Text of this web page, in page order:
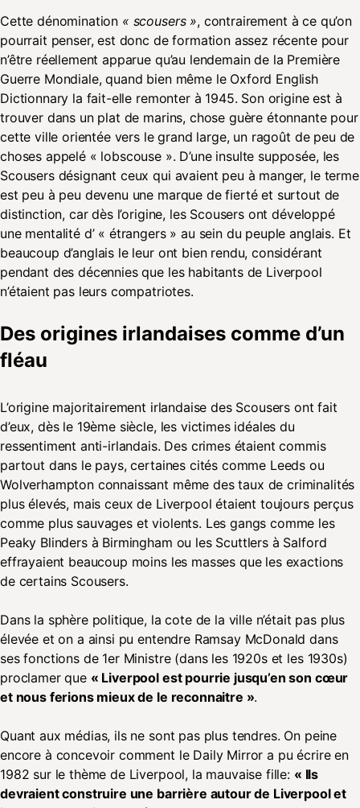
Cette dénomination « scousers », contrairement à ce qu’on
pourrait penser, est donc de formation assez récente pour
n’être réellement apparue qu’au lendemain de la Première
Guerre Mondiale, quand bien même le Oxford English
Dictionnary la fait-elle remonter à 1945. Son origine est à
trouver dans un plat de marins, chose guère étonnante pour
cette ville orientée vers le grand large, un ragoût de peu de
choses appelé « lobscouse ». D’une insulte supposée, les
Scousers désignant ceux qui avaient peu à manger, le terme
est peu à peu devenu une marque de fierté et surtout de
distinction, car dès l’origine, les Scousers ont développé
une mentalité d’ « étrangers » au sein du peuple anglais. Et
beaucoup d’anglais le leur ont bien rendu, considérant
pendant des décennies que les habitants de Liverpool
n’étaient pas leurs compatriotes.
Des origines irlandaises comme d’un
fléau
L’origine majoritairement irlandaise des Scousers ont fait
d’eux, dès le 19ème siècle, les victimes idéales du
ressentiment anti-irlandais. Des crimes étaient commis
partout dans le pays, certaines cités comme Leeds ou
Wolverhampton connaissant même des taux de criminalités
plus élevés, mais ceux de Liverpool étaient toujours perçus
comme plus sauvages et violents. Les gangs comme les
Peaky Blinders à Birmingham ou les Scuttlers à Salford
effrayaient beaucoup moins les masses que les exactions
de certains Scousers.
Dans la sphère politique, la cote de la ville n’était pas plus
élevée et on a ainsi pu entendre Ramsay McDonald dans
ses fonctions de 1er Ministre (dans les 1920s et les 1930s)
proclamer que « Liverpool est pourrie jusqu’en son cœur
et nous ferions mieux de le reconnaitre ».
Quant aux médias, ils ne sont pas plus tendres. On peine
encore à concevoir comment le Daily Mirror a pu écrire en
1982 sur le thème de Liverpool, la mauvaise fille: « Ils
devraient construire une barrière autour de Liverpool et